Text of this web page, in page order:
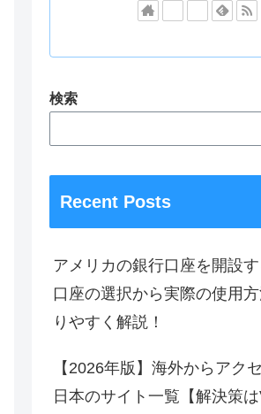
検索
Recent Posts
アメリカの銀行口座を開設す
口座の選択から実際の使用
りやすく解説！
【2026年版】海外からアク
日本のサイト一覧【解決策